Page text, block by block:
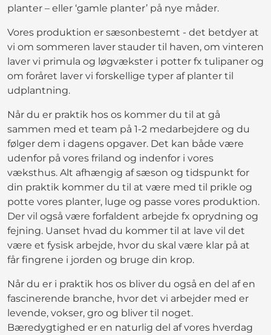
planter – eller ‘gamle planter’ på nye måder.
Vores produktion er sæsonbestemt - det betdyer at
vi om sommeren laver stauder til haven, om vinteren
laver vi primula og løgvækster i potter fx tulipaner og
om foråret laver vi forskellige typer af planter til
udplantning.
Når du er praktik hos os kommer du til at gå
sammen med et team på 1-2 medarbejdere og du
følger dem i dagens opgaver. Det kan både være
udenfor på vores friland og indenfor i vores
væksthus. Alt afhængig af sæson og tidspunkt for
din praktik kommer du til at være med til prikle og
potte vores planter, luge og passe vores produktion.
Der vil også være forfaldent arbejde fx oprydning og
fejning. Uanset hvad du kommer til at lave vil det
være et fysisk arbejde, hvor du skal være klar på at
får fingrene i jorden og bruge din krop.
Når du er i praktik hos os bliver du også en del af en
fascinerende branche, hvor det vi arbejder med er
levende, vokser, gro og bliver til noget.
Bæredygtighed er en naturlig del af vores hverdag